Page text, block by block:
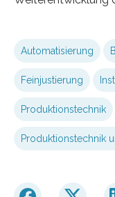
Automatisierung
Feinjustierung
Produktionstechnik
Produktionstechnik